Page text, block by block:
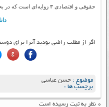
حقوقی و اقتصادی ۳ زوایه‌ای است که در بحث برجام مطرح می‌شوند.
اگر از مطلب راضی بودید آنرا برای
موضوع :حسن عباسی
برچسب ها :
۰ نظر به ثبت رسیده است